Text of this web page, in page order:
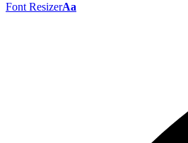
Font ResizerAa